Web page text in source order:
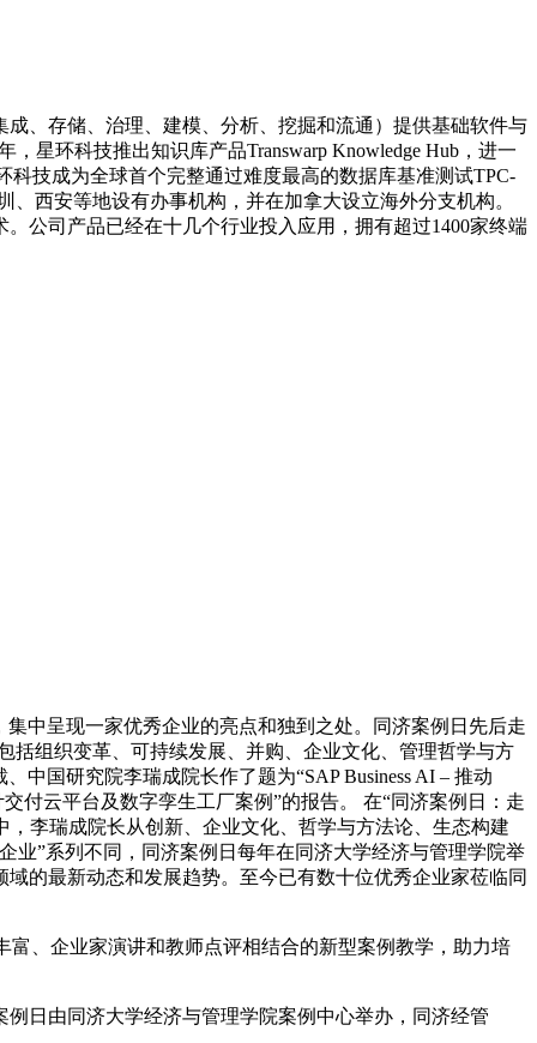
、存储、治理、建模、分析、挖掘和流通）提供基础软件与
星环科技推出知识库产品Transwarp Knowledge Hub，进一
技成为全球首个完整通过难度最高的数据库基准测试TPC-
西安等地设有办事机构，并在加拿大设立海外分支机构。
公司产品已经在十几个行业投入应用，拥有超过1400家终端
中呈现一家优秀企业的亮点和独到之处。同济案例日先后走
括组织变革、可持续发展、并购、企业文化、管理哲学与方
中国研究院李瑞成院长作了题为“SAP Business AI – 推动
付云平台及数字孪生工厂案例”的报告。 在“同济案例日：走
李瑞成院长从创新、企业文化、哲学与方法论、生态构建
业”系列不同，同济案例日每年在同济大学经济与管理学院举
的最新动态和发展趋势。至今已有数十位优秀企业家莅临同
、企业家演讲和教师点评相结合的新型案例教学，助力培
日由同济大学经济与管理学院案例中心举办，同济经管